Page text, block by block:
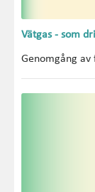
Vätgas - som
Genomgång